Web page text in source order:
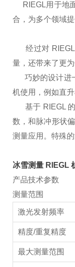
RIEGL用于地面
合，为多个领域
经过对 RIEGL
量，还带来了更
巧妙的设计进一
机使用，例如直
基于 RIEGL 的
数，和脉冲形状
测量应用。特殊
冰雪测量 RIEGL
产品技术参数
测量范围
激光发射频率
精度/重复精度
最大测量范围